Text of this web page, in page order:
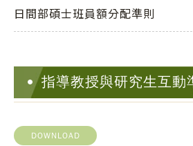
日間部碩士班員額分配準則
指導教授與研究生互動
DOWNLOAD